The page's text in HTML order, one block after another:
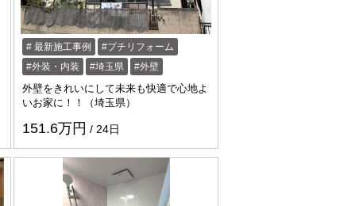
最新施工事例
プチリフォーム
外装・内装
埼玉県 外壁
外壁をきれいにして未来も快適で心地よ
いお家に！！（埼玉県）
151.6万円 24日